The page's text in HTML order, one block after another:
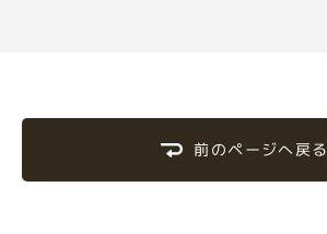
前のページへ戻る